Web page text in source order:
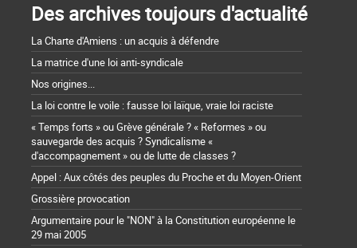
Des archives toujours d'actualité
La Charte d'Amiens : un acquis à défendre
La matrice d'une loi anti-syndicale
Nos origines...
La loi contre le voile : fausse loi laïque, vraie loi raciste
« Temps forts » ou Grève générale ? « Reformes » ou
sauvegarde des acquis ? Syndicalisme «
d'accompagnement » ou de lutte de classes ?
Appel : Aux côtés des peuples du Proche et du Moyen-Orient
Grossière provocation
Argumentaire pour le "NON" à la Constitution européenne le
29 mai 2005